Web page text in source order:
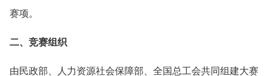
赛项。
二、竞赛组织
由民政部、人力资源社会保障部、全国总工会共同组建大赛